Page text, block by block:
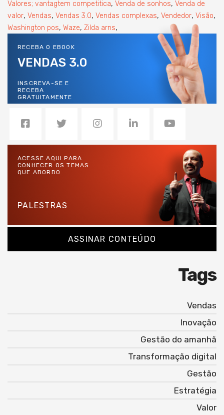
Valores; vantagtem competitica, Venda de sonhos, Venda de
valor, Vendas, Vendas 3.0, Vendas complexas, Vendedor, Visão,
Washington pos, Waze, Zilda arns,
RECEBA O EBOOK
VENDAS 3.0
INSCREVA-SE E
RECEBA
GRATUITAMENTE
ACESSE AQUI PARA
CONHECER OS TEMAS
QUE ABORDO
PALESTRAS
ASSINAR CONTEÚDO
Tags
Vendas
Inovação
Gestão do amanhã
Transformação digital
Gestão
Estratégia
Valor